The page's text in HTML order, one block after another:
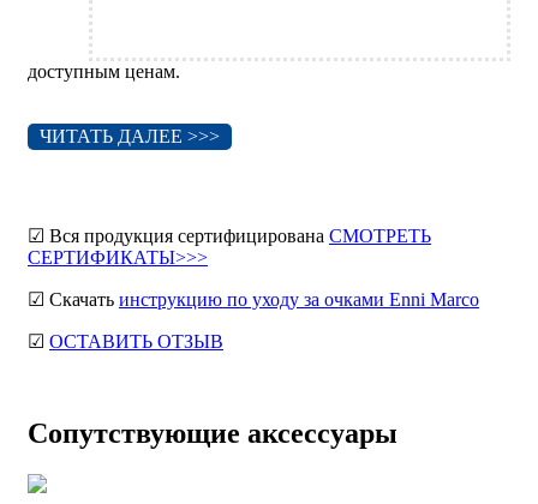
доступным ценам.
ЧИТАТЬ ДАЛЕЕ >>>
☑ Вся продукция сертифицирована СМОТРЕТЬ
СЕРТИФИКАТЫ>>>
☑ Скачать инструкцию по уходу за очками Enni Marco
☑ ОСТАВИТЬ ОТЗЫВ
Сопутствующие аксессуары